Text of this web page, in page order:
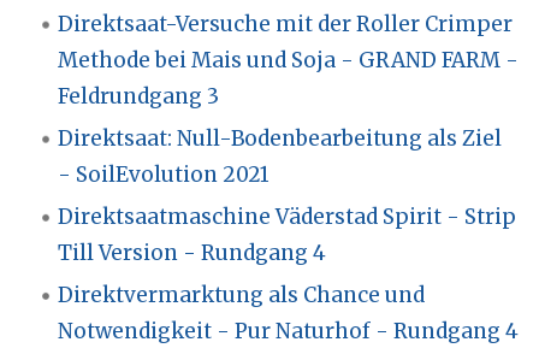
Direktsaat-Versuche mit der Roller Crimper
Methode bei Mais und Soja - GRAND FARM -
Feldrundgang 3
Direktsaat: Null-Bodenbearbeitung als Ziel
- SoilEvolution 2021
Direktsaatmaschine Väderstad Spirit - Strip
Till Version - Rundgang 4
Direktvermarktung als Chance und
Notwendigkeit - Pur Naturhof - Rundgang 4